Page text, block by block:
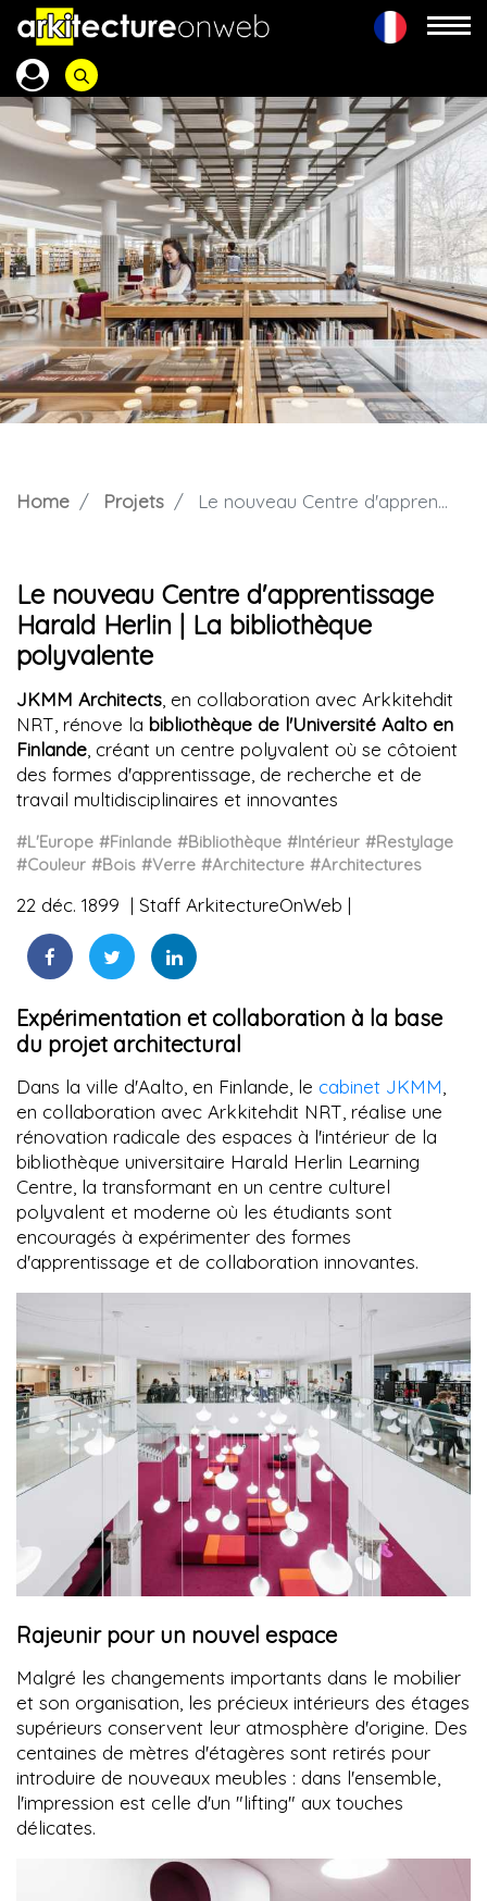
Home Projets Le nouveau Centre d'apprentissage Harald Herlin | La bibliothèque polyvalente
Le nouveau Centre d'apprentissage
Harald Herlin | La bibliothèque
polyvalente
JKMM Architects , en collaboration avec Arkkitehdit
NRT, rénove la bibliothèque de l'Université Aalto en
Finlande , créant un centre polyvalent où se côtoient
des formes d'apprentissage, de recherche et de
travail multidisciplinaires et innovantes
#L'Europe #Finlande #Bibliothèque #Intérieur #Restylage
#Couleur #Bois #Verre #Architecture #Architectures
22 déc. 1899 Staff ArkitectureOnWeb
Expérimentation et collaboration à la base
du projet architectural
Dans la ville d'Aalto, en Finlande, le cabinet JKMM
en collaboration avec Arkkitehdit NRT, réalise une
rénovation radicale des espaces à l'intérieur de la
bibliothèque universitaire Harald Herlin Learning
Centre, la transformant en un centre culturel
polyvalent et moderne où les étudiants sont
encouragés à expérimenter des formes
d'apprentissage et de collaboration innovantes.
Rajeunir pour un nouvel espace
Malgré les changements importants dans le mobilier
et son organisation, les précieux intérieurs des étages
supérieurs conservent leur atmosphère d'origine. Des
centaines de mètres d'étagères sont retirés pour
introduire de nouveaux meubles : dans l'ensemble,
l'impression est celle d'un "lifting" aux touches
délicates.